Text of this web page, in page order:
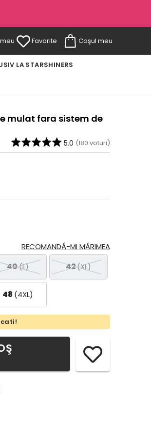
Favorite Coşul meu
LA STARSHINERS
mulat fara sistem de
5.0 (180 voturi)
RECOMANDĂ-MI MĂRIMEA
40(L) 42(XL)
48 (4XL)